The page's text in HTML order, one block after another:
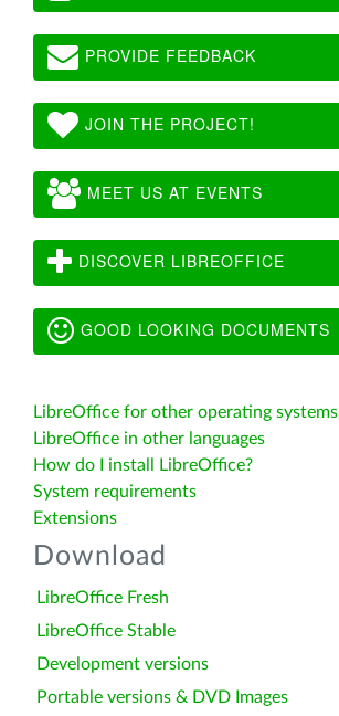
PROVIDE FEEDBACK
JOIN THE PROJECT!
MEET US AT EVENTS
DISCOVER LIBREOFFICE
GOOD LOOKING DOCUMENTS
LibreOffice for other operating systems
LibreOffice in other languages
How do I install LibreOffice?
System requirements
Extensions
Download
LibreOffice Fresh
LibreOffice Stable
Development versions
Portable versions & DVD Images